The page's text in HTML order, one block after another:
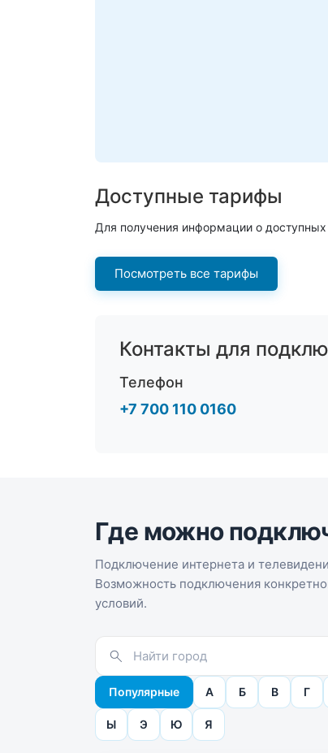
Доступные тарифы
Для получения информации о
Посмотреть все тарифы
Контакты для
Телефон
+7 700 110 0160
Где можно
Подключение интернета и
Возможность подключения
условий.
Популярные А Б В Г
Ы Э Ю Я